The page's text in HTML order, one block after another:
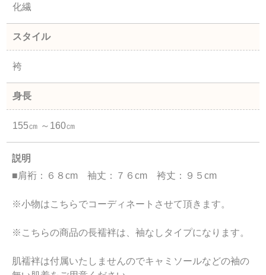
化繊
スタイル
袴
身長
155㎝ ～160㎝
説明
■肩裄：６８cm 袖丈：７６cm 袴丈：９５cm
※小物はこちらでコーディネートさせて頂きます。
※こちらの商品の長襦袢は、袖なしタイプになります。
肌襦袢は付属いたしませんのでキャミソールなどの袖の